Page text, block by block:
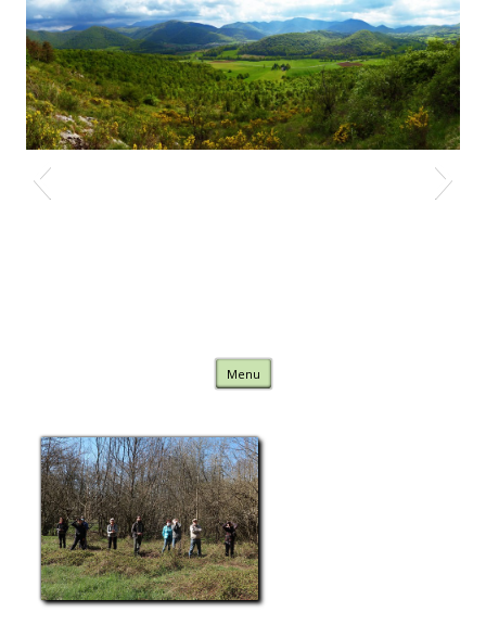
Nature Comminges
Menu Skip to content